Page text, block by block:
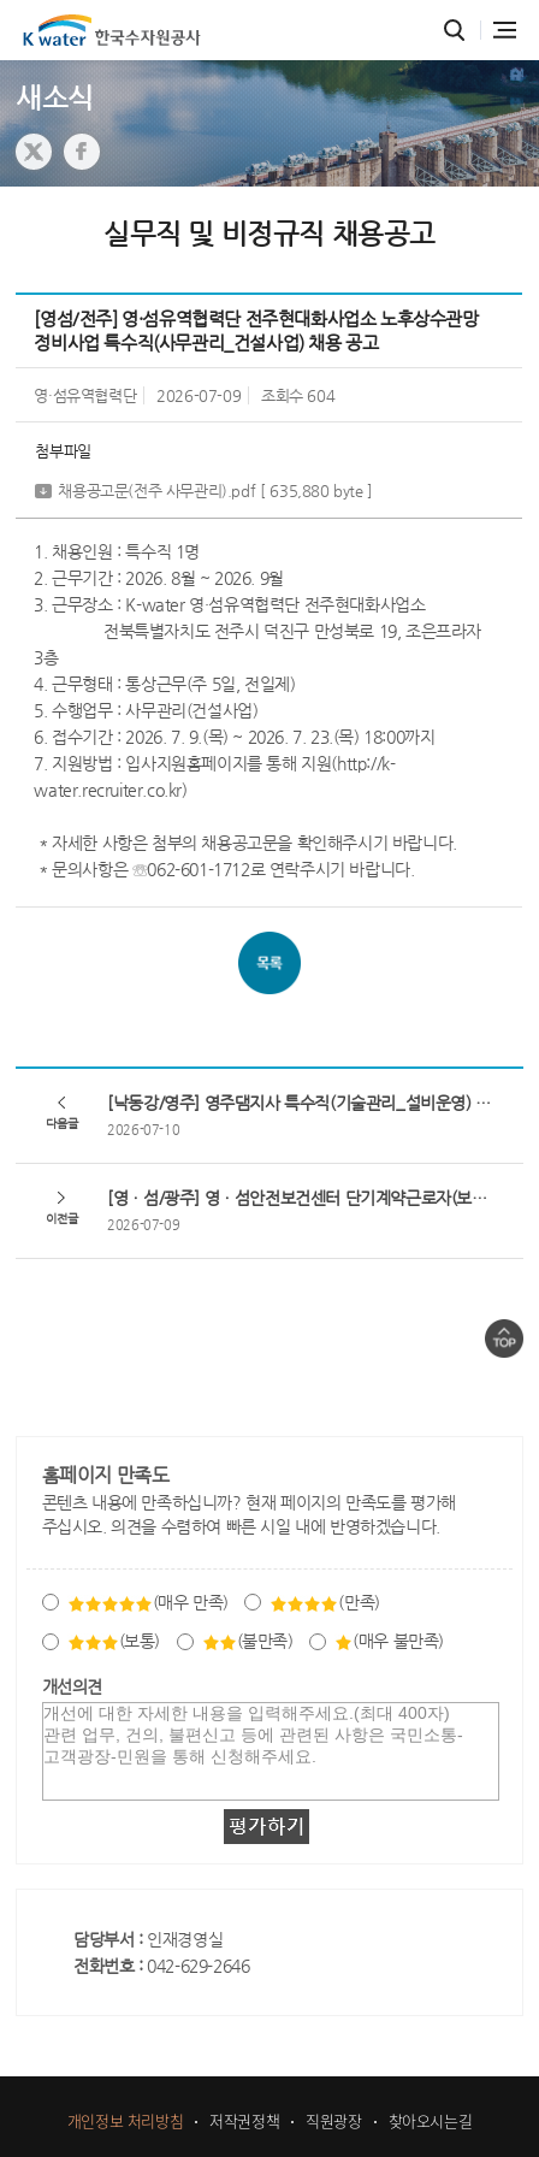
새소식
실무직 및 비정규직 채용공고
[영섬/전주] 영·섬유역협력단 전주현대화사업소 노후상수관망
정비사업 특수직(사무관리_건설사업) 채용 공고
영·섬유역협력단 2026-07-09 조회수 604
첨부파일
채용공고문(전주 사무관리).pdf [ 635,880 byte ]
1. 채용인원 : 특수직 1명
2. 근무기간 : 2026. 8월 ~ 2026. 9월
3. 근무장소 : K-water 영·섬유역협력단 전주현대화사업소
전북특별자치도 전주시 덕진구 만성북로 19, 조은프라자
3층
4. 근무형태 : 통상근무(주 5일, 전일제)
5. 수행업무 : 사무관리(건설사업)
6. 접수기간 : 2026. 7. 9.(목) ~ 2026. 7. 23.(목) 18:00까지
7. 지원방법 : 입사지원홈페이지를 통해 지원(http://k-
water.recruiter.co.kr)
* 자세한 사항은 첨부의 채용공고문을 확인해주시기 바랍니다.
* 문의사항은 ☏062-601-1712로 연락주시기 바랍니다.
다음글
[낙동강/영주] 영주댐지사 특수직(기술관리_설비운영) 채용
2026-07-10
이전글
[영ㆍ섬/광주] 영ㆍ섬안전보건센터 단기계약근로자(보건관리) 채용(휴직 대체인력)
2026-07-09
홈페이지 만족도
콘텐츠 내용에 만족하십니까? 현재 페이지의 만족도를 평가해
주십시오. 의견을 수렴하여 빠른 시일 내에 반영하겠습니다.
(매우 만족) (만족)
(보통) (불만족) (매우 불만족)
개선의견
담당부서 : 인재경영실
전화번호 : 042-629-2646
개인정보 처리방침 저작권정책 직원광장 찾아오시는길